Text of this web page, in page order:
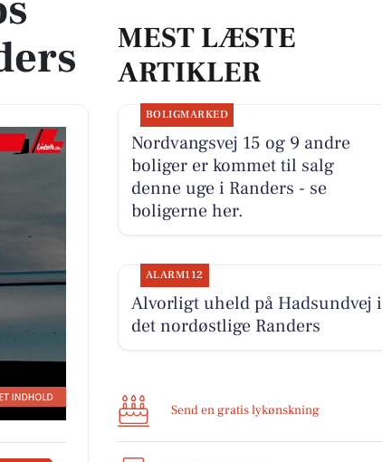
MEST LÆSTE
ARTIKLER
BOLIGMARKED
Nordvangsvej 15 og 9 andre
boliger er kommet til salg
denne uge i Randers - se
boligerne her.
ALARM112
Alvorligt uheld på Hadsundvej i
det nordøstlige Randers
Send en gratis lykønskning